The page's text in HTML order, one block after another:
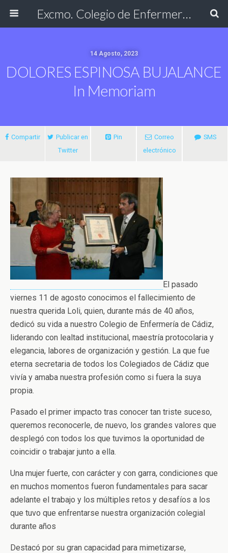
Excmo. Colegio de Enfermería de Cádiz
14 Agosto, 2023
DOLORES ESPINOSA BUJALANCE
In Memoriam
Compartir
Publicar en
Twitter
Pin
Correo
electrónico
SMS
El pasado
viernes 11 de agosto conocimos el fallecimiento de
nuestra querida Loli, quien, durante más de 40 años,
dedicó su vida a nuestro Colegio de Enfermería de Cádiz,
liderando con lealtad institucional, maestría protocolaria y
elegancia, labores de organización y gestión. La que fue
eterna secretaria de todos los Colegiados de Cádiz que
vivía y amaba nuestra profesión como si fuera la suya
propia.
Pasado el primer impacto tras conocer tan triste suceso,
queremos reconocerle, de nuevo, los grandes valores que
desplegó con todos los que tuvimos la oportunidad de
coincidir o trabajar junto a ella.
Una mujer fuerte, con carácter y con garra, condiciones que
en muchos momentos fueron fundamentales para sacar
adelante el trabajo y los múltiples retos y desafíos a los
que tuvo que enfrentarse nuestra organización colegial
durante años
Destacó por su gran capacidad para mimetizarse,